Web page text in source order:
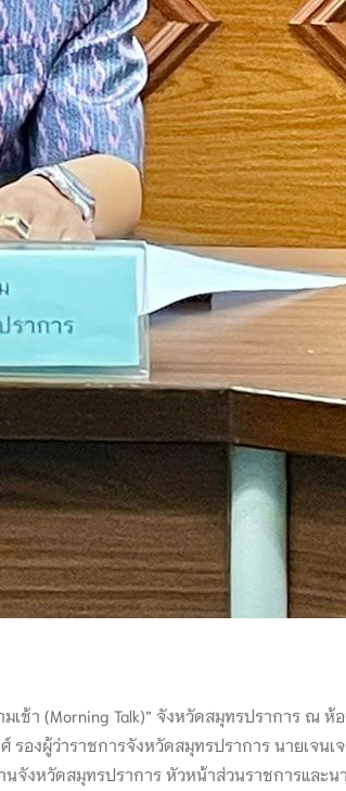
ช้า (Morning Talk)” จังหวัดสมุทรปราการ ณ ห้
งผู้ว่าราชการจังหวัดสมุทรปราการ นายเจนเ
งหวัดสมุทรปราการ หัวหน้าส่วนราชการและนา